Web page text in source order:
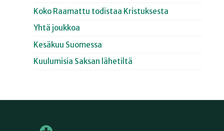
Koko Raamattu todistaa Kristuksesta
Yhtä joukkoa
Kesäkuu Suomessa
Kuulumisia Saksan lähetiltä